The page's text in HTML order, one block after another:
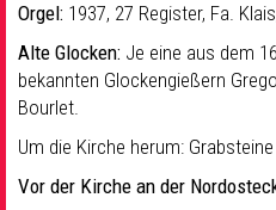
Orgel: 1937, 27 Register, Fa.
Alte Glocken: Je eine aus dem
bekannten Glockengießern
Bourlet.
Um die Kirche herum:
Vor der Kirche an der